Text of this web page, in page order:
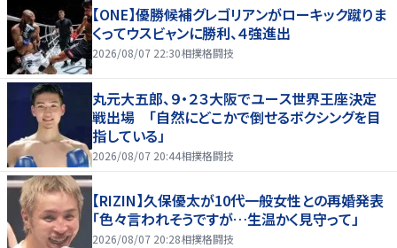
【ONE】優勝候補グレゴリアンがローキック蹴りま
くってウスビャンに勝利、４強進出
2026/08/07 22:30相撲格闘技
丸元大五郎、９・２３大阪でユース世界王座決定
戦出場 「自然にどこかで倒せるボクシングを目
指している」
2026/08/07 20:44相撲格闘技
【RIZIN】久保優太が10代一般女性との再婚発表
「色々言われそうですが…生温かく見守って」
2026/08/07 20:28相撲格闘技